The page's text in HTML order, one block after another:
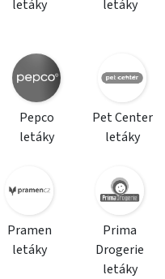
letáky letáky
Pepco
letáky
Pet Center
letáky
Pramen
letáky
Prima
Drogerie
letáky